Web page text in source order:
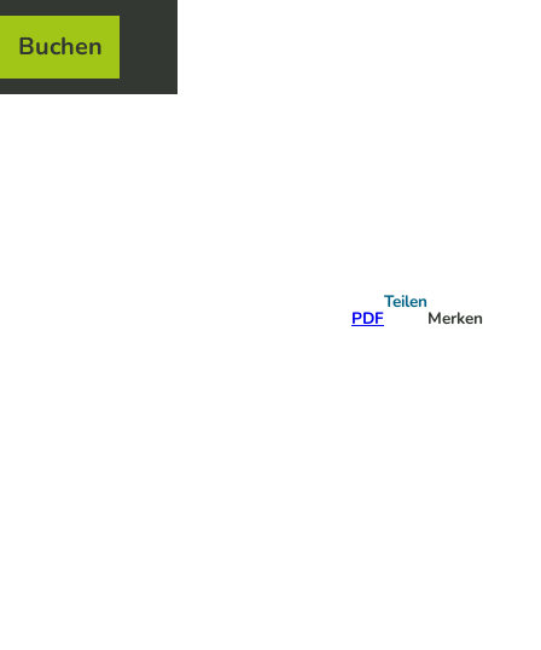
Buchen
PDF
Teilen
Merken